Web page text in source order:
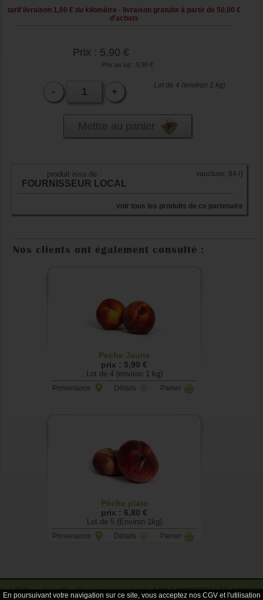
tarif livraison 1,00 € du kilomètre - livraison gratuite à partir de 50,00 €
d'achats
Prix : 5,90 €
Prix au kg : 5,90 €
- +
Lot de 4 (environ 1 kg)
Mettre au panier
produit issu de :
FOURNISSEUR LOCAL
vaucluse, 84 ()
voir tous les produits de ce partenaire
Nos clients ont également consulté :
Peche Jaune
prix : 5,90 €
Lot de 4 (environ 1 kg)
Provenance Détails Panier
Pêche plate
prix : 6,80 €
Lot de 5 (Environ 1kg)
Provenance Détails Panier
Les Délices du jardin- 23, place de la Liberté -84310 MORIERES LES AVIGNON
En poursuivant votre navigation sur ce site, vous acceptez nos CGV et l'utilisation